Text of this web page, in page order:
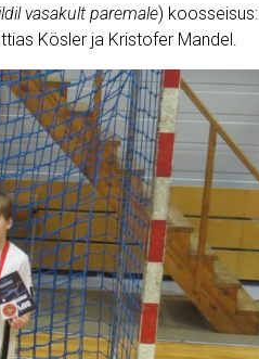
vasakult paremale) koosseisus:
Kösler ja Kristofer Mandel.